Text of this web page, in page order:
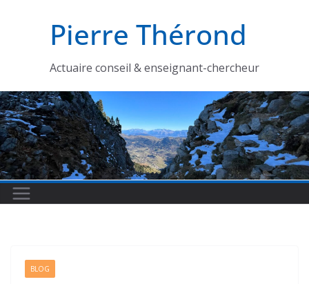
Pierre Thérond
Actuaire conseil & enseignant-chercheur
BLOG